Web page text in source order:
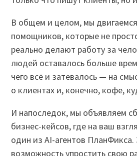
В общем и целом, мы
помощников, которые не
реально делают работу за
людей оставалось больше
чего всё и затевалось — на
о клиентах и, конечно, кофе,
И напоследок, мы объявляем
бизнес-кейсов, где на ваш
один из AI-агентов
возможность упростить свою